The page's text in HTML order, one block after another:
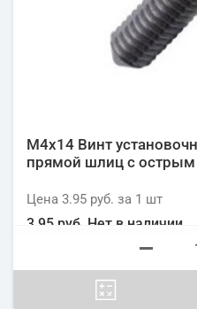
М4х14 Винт
прямой шлиц с
Цена 3.95 руб. за 1 шт
3.95 руб. Нет в наличии